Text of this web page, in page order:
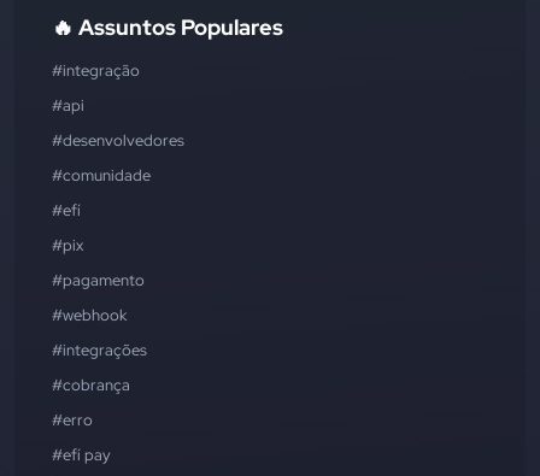
🔥 Assuntos Populares
#integração
#api
#desenvolvedores
#comunidade
#efí
#pix
#pagamento
#webhook
#integrações
#cobrança
#erro
#efí pay